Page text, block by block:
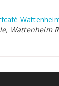
Wattenheim